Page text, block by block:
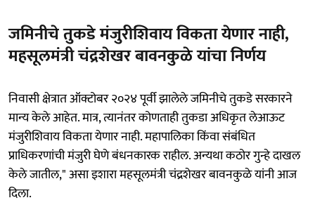
जमिनीचे तुकडे मंजुरीशिवाय विकता येणार नाही,
महसूलमंत्री चंद्रशेखर बावनकुळे यांचा निर्णय
निवासी क्षेत्रात ऑक्टोबर २०२४ पूर्वी झालेले जमिनीचे तुकडे सरकारने
मान्य केले आहेत. मात्र, त्यानंतर कोणताही तुकडा अधिकृत लेआऊट
मंजुरीशिवाय विकता येणार नाही. महापालिका किंवा संबंधित
प्राधिकरणांची मंजुरी घेणे बंधनकारक राहील. अन्यथा कठोर गुन्हे दाखल
केले जातील," असा इशारा महसूलमंत्री चंद्रशेखर बावनकुळे यांनी आज
दिला.